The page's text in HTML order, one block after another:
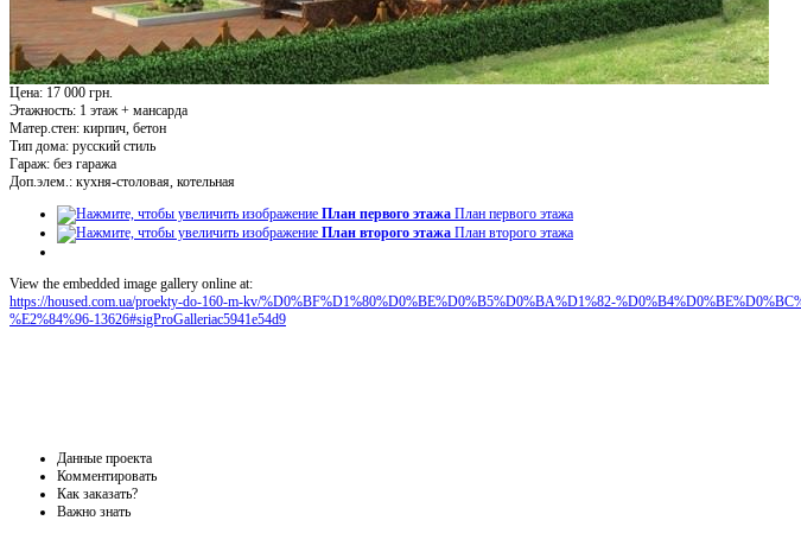
Цена: 17 000 грн.
Этажность: 1 этаж + мансарда
Матер.стен: кирпич, бетон
Тип дома: русский стиль
Гараж: без гаража
Доп.элем.: кухня-столовая, котельная
План первого этажа План первого этажа
План второго этажа План второго этажа
View the embedded image gallery online at:
https://housed.com.ua/proekty-do-160-m-kv/%D0%BF%D1%80%D0%BE%D0%B5%D0%BA%D1%82-
%E2%84%96-13626#sigProGalleriac5941e54d9
Данные проекта
Комментировать
Как заказать?
Важно знать